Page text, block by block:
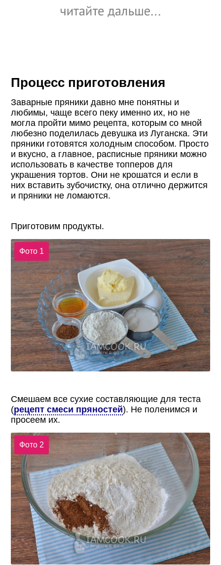
Процесс приготовления
Заварные пряники давно мне понятны и
любимы, чаще всего пеку именно их, но не
могла пройти мимо рецепта, которым со мной
любезно поделилась девушка из Луганска. Эти
пряники готовятся холодным способом. Просто
и вкусно, а главное, расписные пряники можно
использовать в качестве топперов для
украшения тортов. Они не крошатся и если в
них вставить зубочистку, она отлично держится
и пряники не ломаются.
Приготовим продукты.
Фото 1
Смешаем все сухие составляющие для теста
(рецепт смеси пряностей). Не поленимся и
просеем их.
Фото 2